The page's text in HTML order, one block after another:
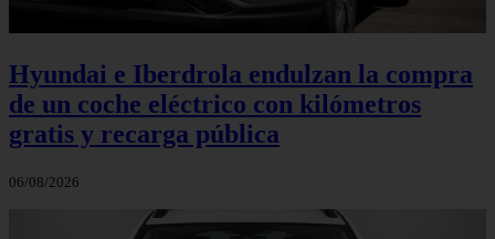
Hyundai e Iberdrola endulzan la compra
de un coche eléctrico con kilómetros
gratis y recarga pública
06/08/2026